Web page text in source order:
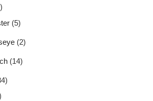
(5)
(2)
(14)